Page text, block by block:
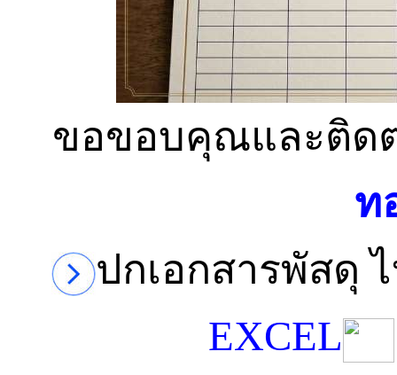
ขอขอบคุณและติด
ท
ปกเอกสารพัสดุ
EXCEL